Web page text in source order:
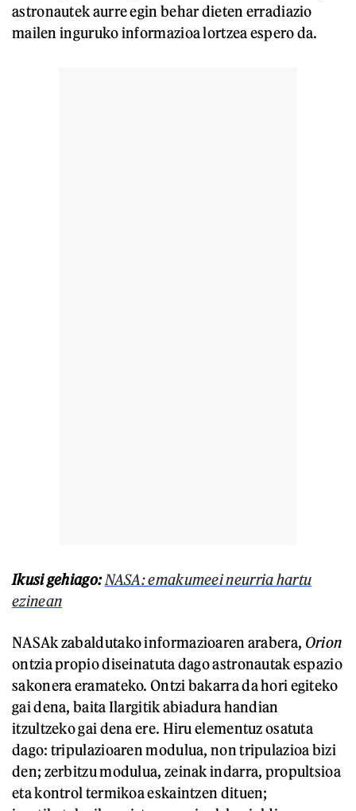
astronautek aurre egin behar dieten erradiazio
mailen inguruko informazioa lortzea espero da.
Ikusi gehiago: NASA: emakumeei neurria hartu
ezinean
NASAk zabaldutako informazioaren arabera, Orion
ontzia propio diseinatuta dago astronautak espazio
sakonera eramateko. Ontzi bakarra da hori egiteko
gai dena, baita Ilargitik abiadura handian
itzultzeko gai dena ere. Hiru elementuz osatuta
dago: tripulazioaren modulua, non tripulazioa bizi
den; zerbitzu modulua, zeinak indarra, propultsioa
eta kontrol termikoa eskaintzen dituen;